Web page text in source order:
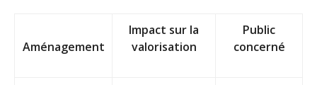
Aménagement
Impact sur la
valorisation
Public
concerné